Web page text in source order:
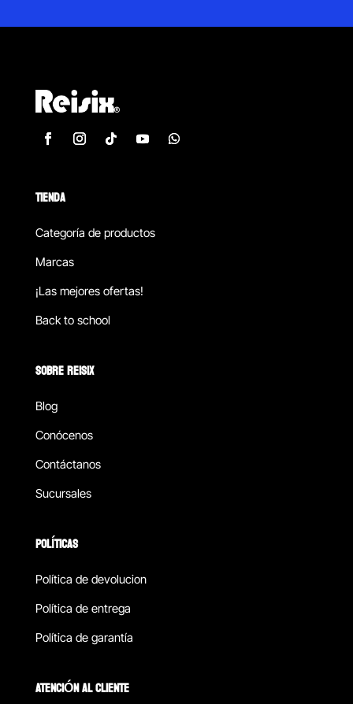
TIENDA
Categoría de productos
Marcas
¡Las mejores ofertas!
Back to school
SOBRE REISIX
Blog
Conócenos
Contáctanos
Sucursales
POLÍTICAS
Política de devolucion
Política de entrega
Política de garantía
ATENCIÓN AL CLIENTE